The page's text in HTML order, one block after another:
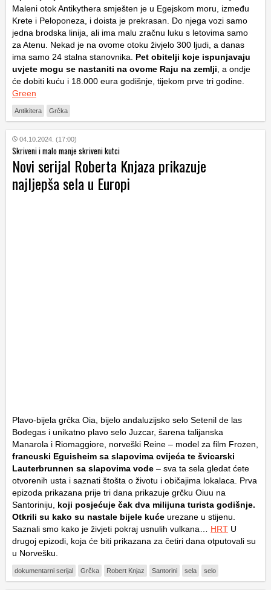
Maleni otok Antikythera smješten je u Egejskom moru, između
Krete i Peloponeza, i doista je prekrasan. Do njega vozi samo
jedna brodska linija, ali ima malu zračnu luku s letovima samo
za Atenu. Nekad je na ovome otoku živjelo 300 ljudi, a danas
ima samo 24 stalna stanovnika. Pet obitelji koje ispunjavaju
uvjete mogu se nastaniti na ovome Raju na zemlji , a ondje
će dobiti kuću i 18.000 eura godišnje, tijekom prve tri godine.
Green
Antikitera Grčka
04.10.2024. (17:00)
Skriveni i malo manje skriveni kutci
Novi serijal Roberta Knjaza prikazuje
najljepša sela u Europi
Plavo-bijela grčka Oia, bijelo andaluzijsko selo Setenil de las
Bodegas i unikatno plavo selo Juzcar, šarena talijanska
Manarola i Riomaggiore, norveški Reine – model za film Frozen,
francuski Eguisheim sa slapovima cvijeća te švicarski
Lauterbrunnen sa slapovima vode – sva ta sela gledat ćete
otvorenih usta i saznati štošta o životu i običajima lokalaca. Prva
epizoda prikazana prije tri dana prikazuje grčku Oiuu na
Santoriniju, koji posjećuje čak dva milijuna turista godišnje.
Otkrili su kako su nastale bijele kuće urezane u stijenu.
Saznali smo kako je živjeti pokraj usnulih vulkana… HRT U
drugoj epizodi, koja će biti prikazana za četiri dana otputovali su
u Norvešku.
dokumentarni serijal Grčka Robert Knjaz Santorini sela selo